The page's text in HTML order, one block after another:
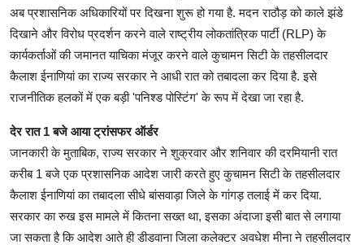
अब प्रशासनिक अधिकारियों पर दिखना शुरू हो गया है. मदन राठौड़ को काले झंडे
दिखाने और विरोध प्रदर्शन करने वाले राष्ट्रीय लोकतांत्रिक पार्टी (RLP) के
कार्यकर्ताओं की जमानत याचिका मंजूर करने वाले कुचामन सिटी के तहसीलदार
कैलाश ईनाणियां का राज्य सरकार ने आधी रात को तबादला कर दिया है. इसे
राजनीतिक हलकों में एक बड़ी 'पनिश्ड पोस्टिंग' के रूप में देखा जा रहा है.
देर रात 1 बजे आया ट्रांसफर ऑर्डर
जानकारी के मुताबिक, राज्य सरकार ने शुक्रवार और शनिवार की दरमियानी रात
करीब 1 बजे एक प्रशासनिक आदेश जारी करते हुए कुचामन सिटी के तहसीलदार
कैलाश ईनाणियां का तबादला सीधे बांसवाड़ा जिले के गांगड़ तलाई में कर दिया.
सरकार का रुख इस मामले में कितना सख्त था, इसका अंदाजा इसी बात से लगाया
जा सकता है कि आदेश आते ही डीडवाना जिला कलेक्टर अवधेश मीना ने तहसीलदार